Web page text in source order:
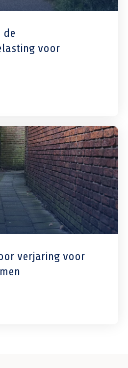
de
voor
verjaring voor